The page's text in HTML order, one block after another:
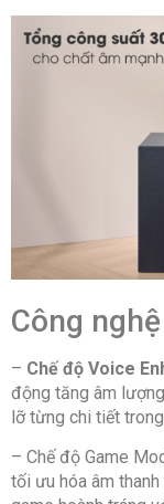
Công suất
Kích thước
Công suất
Kích thước
cm – Cao
Tổng số
Kích thước
Tổng số
Công
– Chế độ Voice
động tăng âm
lỡ từng chi tiết trong
– Chế độ Game
tối ưu hóa âm